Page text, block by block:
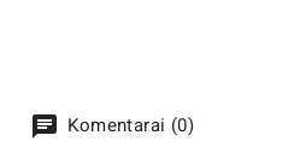
Komentarai (0)